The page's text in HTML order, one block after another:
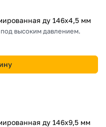
ду 146х4,5 мм
высоким давлением.
ду 146х9,5 мм